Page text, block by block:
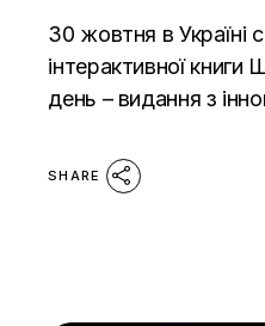
30 жовтня в Україні
інтерактивної
день – видання з
SHARE